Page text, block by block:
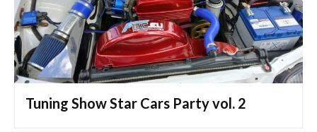
Tuning Show Star Cars Party vol. 2